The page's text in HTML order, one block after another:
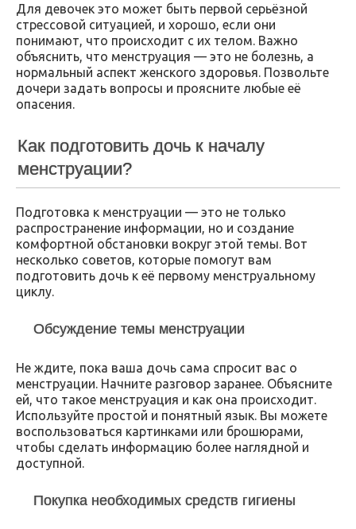
Для девочек это может быть первой серьёзной
стрессовой ситуацией, и хорошо, если они
понимают, что происходит с их телом. Важно
объяснить, что менструация — это не болезнь, а
нормальный аспект женского здоровья. Позвольте
дочери задать вопросы и проясните любые её
опасения.
Как подготовить дочь к началу
менструации?
Подготовка к менструации — это не только
распространение информации, но и создание
комфортной обстановки вокруг этой темы. Вот
несколько советов, которые помогут вам
подготовить дочь к её первому менструальному
циклу.
Обсуждение темы менструации
Не ждите, пока ваша дочь сама спросит вас о
менструации. Начните разговор заранее. Объясните
ей, что такое менструация и как она происходит.
Используйте простой и понятный язык. Вы можете
воспользоваться картинками или брошюрами,
чтобы сделать информацию более наглядной и
доступной.
Покупка необходимых средств гигиены